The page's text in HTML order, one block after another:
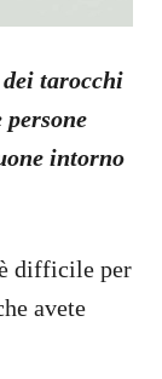
tarocchi
intorno
difficile per
avete